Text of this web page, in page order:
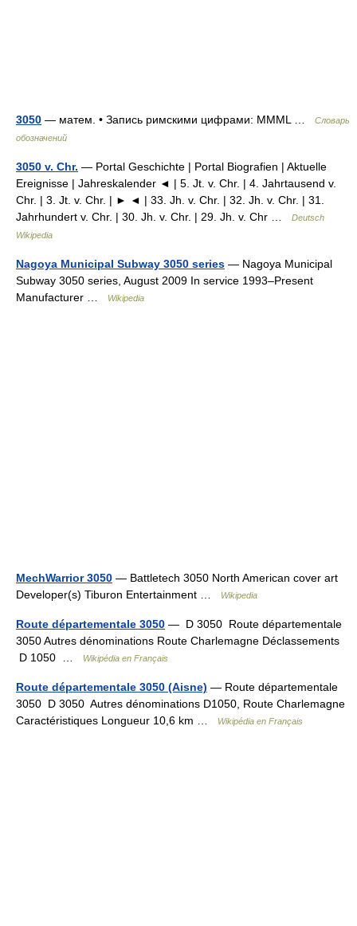
3050 — матем. • Запись римскими цифрами: MMML …
Словарь
обозначений
3050 v. Chr. — Portal Geschichte | Portal Biografien | Aktuelle
Ereignisse | Jahreskalender ◄ | 5. Jt. v. Chr. | 4. Jahrtausend v.
Chr. | 3. Jt. v. Chr. | ► ◄ | 33. Jh. v. Chr. | 32. Jh. v. Chr. | 31.
Jahrhundert v. Chr. | 30. Jh. v. Chr. | 29. Jh. v. Chr …
Deutsch
Wikipedia
Nagoya Municipal Subway 3050 series — Nagoya Municipal
Subway 3050 series, August 2009 In service 1993–Present
Manufacturer …
Wikipedia
MechWarrior 3050 — Battletech 3050 North American cover art
Developer(s) Tiburon Entertainment …
Wikipedia
Route départementale 3050 — D 3050 Route départementale
3050 Autres dénominations Route Charlemagne Déclassements
D 1050 …
Wikipédia en Français
Route départementale 3050 (Aisne) — Route départementale
3050 D 3050 Autres dénominations D1050, Route Charlemagne
Caractéristiques Longueur 10,6 km …
Wikipédia en Français